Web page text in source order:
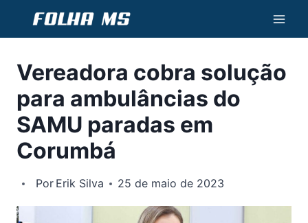
Conteúdo
Vereadora cobra solução
para ambulâncias do
SAMU paradas em
Corumbá
Por Erik Silva 25 de maio de 2023